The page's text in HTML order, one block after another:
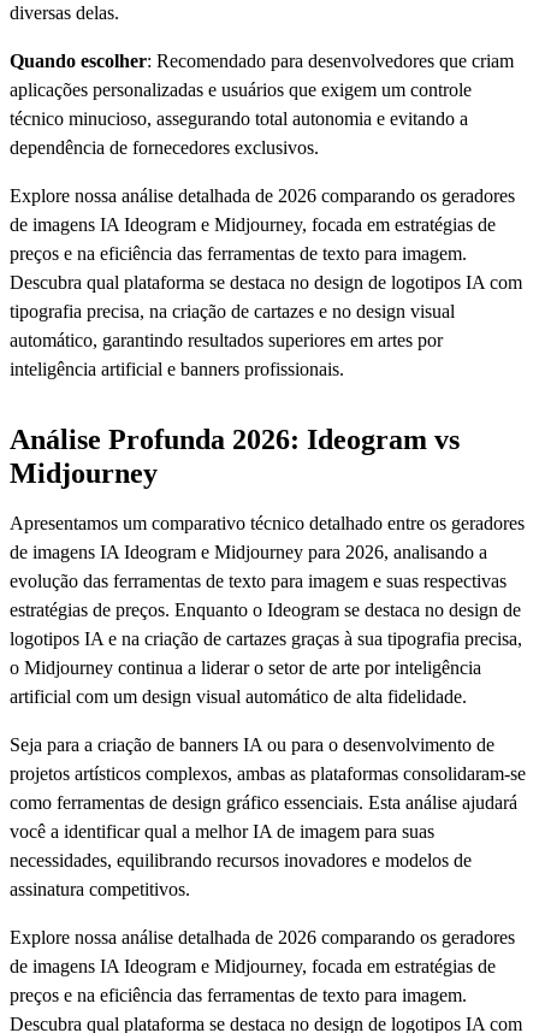
diversas delas.
Quando escolher: Recomendado para desenvolvedores que criam
aplicações personalizadas e usuários que exigem um controle
técnico minucioso, assegurando total autonomia e evitando a
dependência de fornecedores exclusivos.
Explore nossa análise detalhada de 2026 comparando os geradores
de imagens IA Ideogram e Midjourney, focada em estratégias de
preços e na eficiência das ferramentas de texto para imagem.
Descubra qual plataforma se destaca no design de logotipos IA com
tipografia precisa, na criação de cartazes e no design visual
automático, garantindo resultados superiores em artes por
inteligência artificial e banners profissionais.
Análise Profunda 2026: Ideogram vs
Midjourney
Apresentamos um comparativo técnico detalhado entre os geradores
de imagens IA Ideogram e Midjourney para 2026, analisando a
evolução das ferramentas de texto para imagem e suas respectivas
estratégias de preços. Enquanto o Ideogram se destaca no design de
logotipos IA e na criação de cartazes graças à sua tipografia precisa,
o Midjourney continua a liderar o setor de arte por inteligência
artificial com um design visual automático de alta fidelidade.
Seja para a criação de banners IA ou para o desenvolvimento de
projetos artísticos complexos, ambas as plataformas consolidaram-se
como ferramentas de design gráfico essenciais. Esta análise ajudará
você a identificar qual a melhor IA de imagem para suas
necessidades, equilibrando recursos inovadores e modelos de
assinatura competitivos.
Explore nossa análise detalhada de 2026 comparando os geradores
de imagens IA Ideogram e Midjourney, focada em estratégias de
preços e na eficiência das ferramentas de texto para imagem.
Descubra qual plataforma se destaca no design de logotipos IA com